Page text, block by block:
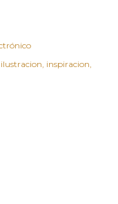
ilustracion inspiracion